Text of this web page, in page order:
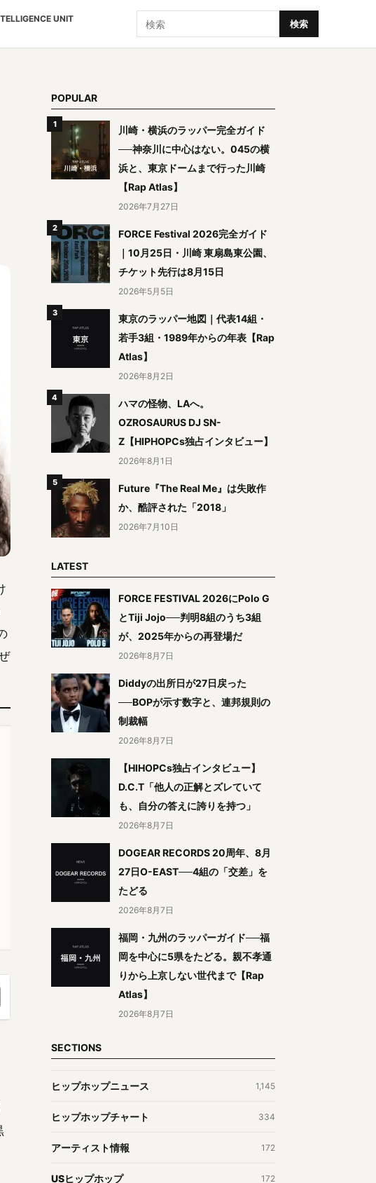
UNIT
検索 検索
POPULAR
川崎・横浜のラッパー完全ガイド
──神奈川に中心はない。045の横
浜と、東京ドームまで行った川崎
【Rap Atlas】
2026年7月27日
FORCE Festival 2026完全ガイド
｜10月25日・川崎 東扇島東公園、
チケット先行は8月15日
2026年5月5日
東京のラッパー地図｜代表14組・
若手3組・1989年からの年表【Rap
Atlas】
2026年8月2日
ハマの怪物、LAへ。
OZROSAURUS DJ SN-
Z【HIPHOPCs独占インタビュー】
2026年8月1日
Future『The Real Me』は失敗作
か、酷評された「2018」
2026年7月10日
LATEST
FORCE FESTIVAL 2026にPolo G
とTiji Jojo──判明8組のうち3組
が、2025年からの再登場だ
2026年8月7日
Diddyの出所日が27日戻った
──BOPが示す数字と、連邦規則の
制裁幅
2026年8月7日
【HIHOPCs独占インタビュー】
D.C.T「他人の正解とズレていて
も、自分の答えに誇りを持つ」
2026年8月7日
DOGEAR RECORDS 20周年、8月
27日O-EAST──4組の「交差」を
たどる
2026年8月7日
福岡・九州のラッパーガイド──福
岡を中心に5県をたどる。親不孝通
りから上京しない世代まで【Rap
Atlas】
2026年8月7日
SECTIONS
ヒップホップニュース 1,145
ヒップホップチャート 334
アーティスト情報 172
USヒップホップ 172